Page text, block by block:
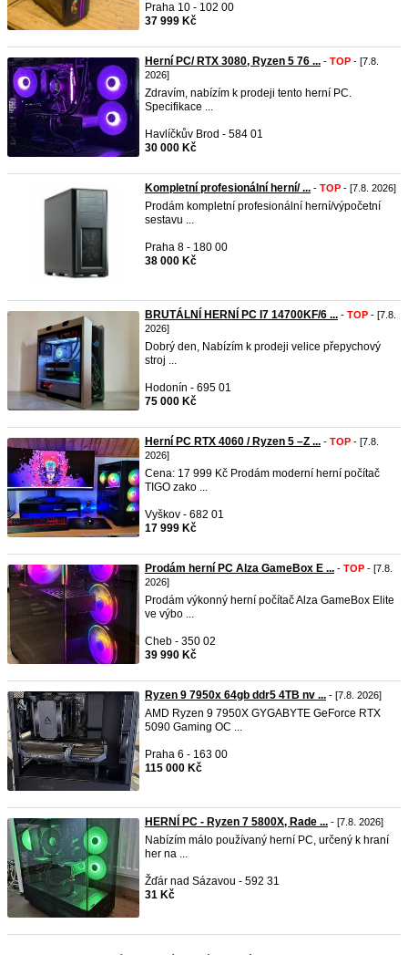
Praha 10 - 102 00
37 999 Kč
Herní PC/ RTX 3080, Ryzen 5 76 ... - TOP - [7.8.
2026]
Zdravím, nabízím k prodeji tento herní PC.
Specifikace ...
Havlíčkův Brod - 584 01
30 000 Kč
Kompletní profesionální herní/ ... - TOP - [7.8. 2026]
Prodám kompletní profesionální herní/výpočetní
sestavu ...
Praha 8 - 180 00
38 000 Kč
BRUTÁLNÍ HERNÍ PC I7 14700KF/6 ... - TOP - [7.8.
2026]
Dobrý den, Nabízím k prodeji velice přepychový
stroj ...
Hodonín - 695 01
75 000 Kč
Herní PC RTX 4060 / Ryzen 5 –Z ... - TOP - [7.8.
2026]
Cena: 17 999 Kč Prodám moderní herní počítač
TIGO zako ...
Vyškov - 682 01
17 999 Kč
Prodám herní PC Alza GameBox E ... - TOP - [7.8.
2026]
Prodám výkonný herní počítač Alza GameBox Elite
ve výbo ...
Cheb - 350 02
39 990 Kč
Ryzen 9 7950x 64gb ddr5 4TB nv ... - [7.8. 2026]
AMD Ryzen 9 7950X GYGABYTE GeForce RTX
5090 Gaming OC ...
Praha 6 - 163 00
115 000 Kč
HERNÍ PC - Ryzen 7 5800X, Rade ... - [7.8. 2026]
Nabízím málo používaný herní PC, určený k hraní
her na ...
Žďár nad Sázavou - 592 31
31 Kč